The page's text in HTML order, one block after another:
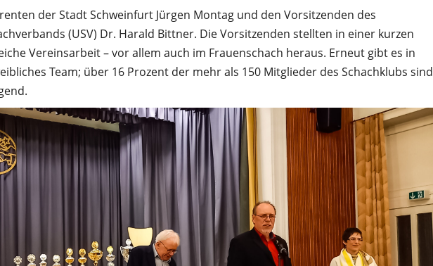
der Stadt Schweinfurt Jürgen Montag und den Vorsitzenden des
(USV) Dr. Harald Bittner. Die Vorsitzenden stellten in einer kurzen
Vereinsarbeit – vor allem auch im Frauenschach heraus. Erneut gibt es in
Team; über 16 Prozent der mehr als 150 Mitglieder des Schachklubs sind